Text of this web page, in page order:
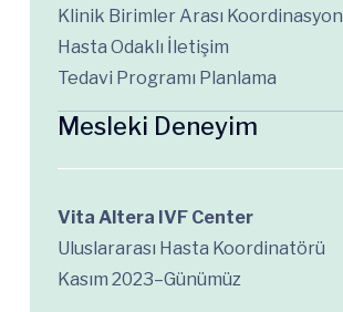
Klinik Birimler Arası Koordinasyon
Hasta Odaklı İletişim
Tedavi Programı Planlama
Mesleki Deneyim
Vita Altera IVF Center
Uluslararası Hasta Koordinatörü
Kasım 2023–Günümüz